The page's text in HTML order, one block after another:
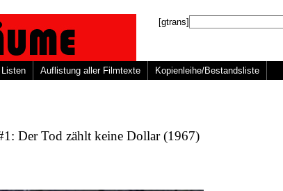
[gtrans]
Listen Auflistung aller Filmtexte Kopienleihe/Bestandsliste
Der Tod zählt keine Dollar (1967)